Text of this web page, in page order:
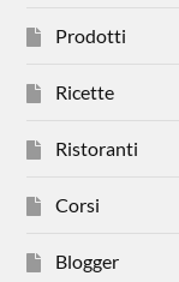
Prodotti
Ricette
Ristoranti
Corsi
Blogger